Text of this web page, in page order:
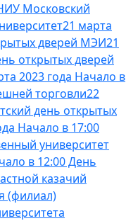
Московский
21 марта
дверей МЭИ21
открытых дверей
2023 года Начало в
торговли22
день открытых
Начало в 17:00
университет
в 12:00 День
казачий
(филиал)